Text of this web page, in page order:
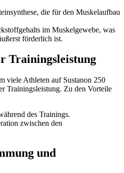
die für den Muskelaufbau
im Muskelgewebe, was
förderlich ist.
Trainingsleistung
viele Athleten auf Sustanon 250
Trainingsleistung. Zu den Vorteile
des Trainings.
zwischen den
und